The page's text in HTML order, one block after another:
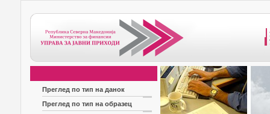
Преглед по тип на данок
Преглед по тип на образец